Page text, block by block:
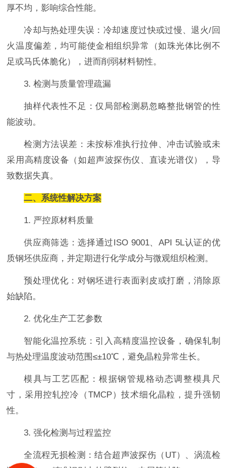
厚不均，影响综合性能。
冷却与热处理失误：冷却速度过快或过慢、退火/回
火温度偏差，均可能使金相组织异常（如珠光体比例不
足或马氏体脆化），进而削弱材料韧性。
3. 检测与质量管理疏漏
抽样代表性不足：仅局部检测易忽略整批钢管的性
能波动。
检测方法误差：未按标准执行拉伸、冲击试验或未
采用高精度设备（如超声波探伤仪、直读光谱仪），导
致数据失真。
二、系统性解决方案
1. 严控原材料质量
供应商筛选：选择通过ISO 9001、API 5L认证的优
质钢坯供应商，并定期进行化学成分与微观组织检测。
预处理优化：对钢坯进行表面剥皮或打磨，消除原
始缺陷。
2. 优化生产工艺参数
智能化温控系统：引入高精度温控设备，确保轧制
与热处理温度波动范围≤±10℃，避免晶粒异常生长。
模具与工艺匹配：根据钢管规格动态调整模具尺
寸，采用控轧控冷（TMCP）技术细化晶粒，提升强韧
性。
3. 强化检测与过程监控
全流程无损检测：结合超声波探伤（UT）、涡流检